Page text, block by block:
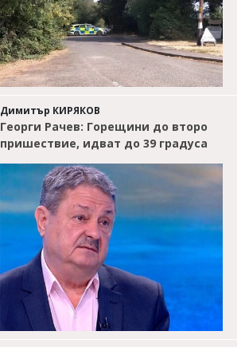
Димитър КИРЯКОВ
Георги Рачев: Горещини до второ
пришествие, идват до 39 градуса